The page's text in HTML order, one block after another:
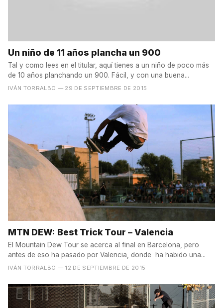
Un niño de 11 años plancha un 900
Tal y como lees en el titular, aquí tienes a un niño de poco más
de 10 años planchando un 900. Fácil, y con una buena...
IVÁN TORRALBO — 29 DE SEPTIEMBRE DE 2015
MTN DEW: Best Trick Tour – Valencia
El Mountain Dew Tour se acerca al final en Barcelona, pero
antes de eso ha pasado por Valencia, donde ha habido una...
IVÁN TORRALBO — 12 DE SEPTIEMBRE DE 2015